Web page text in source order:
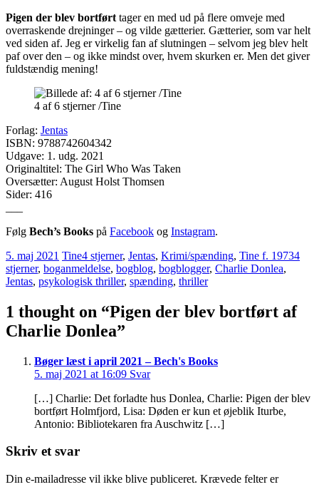
Pigen der blev bortført tager en med ud på flere omveje med
overraskende drejninger – og vilde gætterier. Gætterier, som var helt
ved siden af. Jeg er virkelig fan af slutningen – selvom jeg blev helt
paf over den – og ikke mindst over, hvem skurken er. Men det giver
fuldstændig mening!
4 af 6 stjerner /Tine
Forlag: Jentas
ISBN: 9788742604342
Udgave: 1. udg. 2021
Originaltitel: The Girl Who Was Taken
Oversætter: August Holst Thomsen
Sider: 416
Følg Bech’s Books på Facebook og Instagram.
5. maj 2021 Tine4 stjerner, Jentas, Krimi/spænding, Tine f. 19734
stjerner, boganmeldelse, bogblog, bogblogger, Charlie Donlea,
Jentas, psykologisk thriller, spænding, thriller
1 thought on “Pigen der blev bortført af
Charlie Donlea”
Bøger læst i april 2021 – Bech's Books
5. maj 2021 at 16:09 Svar
[…] Charlie: Det forladte hus Donlea, Charlie: Pigen der blev
bortført Holmfjord, Lisa: Døden er kun et øjeblik Iturbe,
Antonio: Bibliotekaren fra Auschwitz […]
Skriv et svar
Din e-mailadresse vil ikke blive publiceret. Krævede felter er